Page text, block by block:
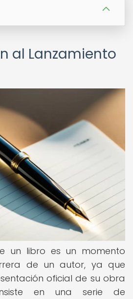
al Lanzamiento
un libro es un momento
de un autor, ya que
oficial de su obra
en una serie de